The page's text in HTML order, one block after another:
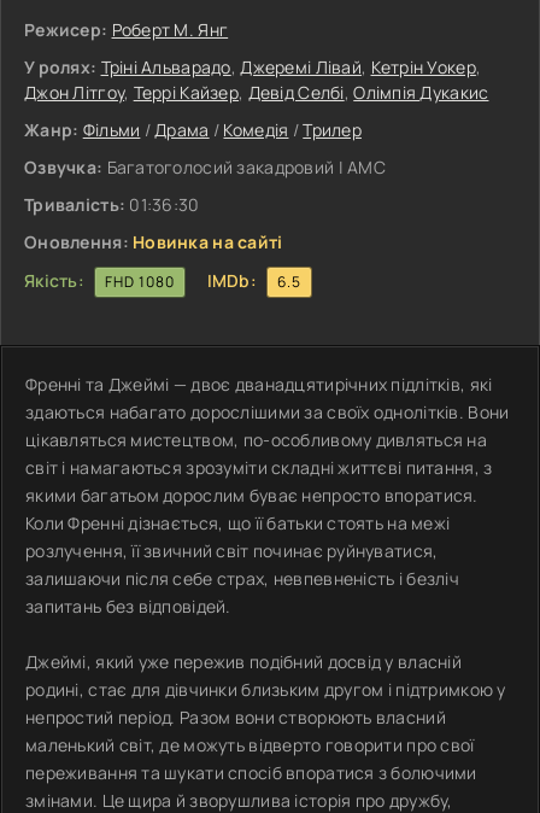
Режисер: Роберт М. Янг
У ролях: Тріні Альварадо,Джеремі Лівай, Кетрін Уокер,
Джон Літгоу, Террі Кайзер, Девід Селбі,Олімпія Дукакис
Жанр: Фільми /Драма / Комедія /Трилер
Озвучка: Багатоголосий закадровий | АМС
Тривалість: 01:36:30
Оновлення: Новинка на сайті
Якість:
FHD 1080 IMDb: 6.5
Френні та Джеймі — двоє дванадцятирічних підлітків, які
здаються набагато дорослішими за своїх однолітків. Вони
цікавляться мистецтвом, по-особливому дивляться на
світ і намагаються зрозуміти складні життєві питання, з
якими багатьом дорослим буває непросто впоратися.
Коли Френні дізнається, що її батьки стоять на межі
розлучення, її звичний світ починає руйнуватися,
залишаючи після себе страх, невпевненість і безліч
запитань без відповідей.
Джеймі, який уже пережив подібний досвід у власній
родині, стає для дівчинки близьким другом і підтримкою у
непростий період. Разом вони створюють власний
маленький світ, де можуть відверто говорити про свої
переживання та шукати спосіб впоратися з болючими
змінами. Це щира й зворушлива історія про дружбу,